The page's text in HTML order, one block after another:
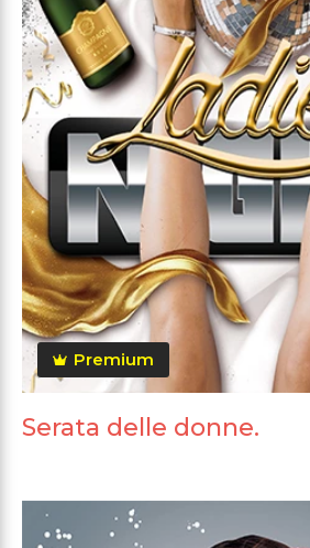
Premium
Serata delle donne.